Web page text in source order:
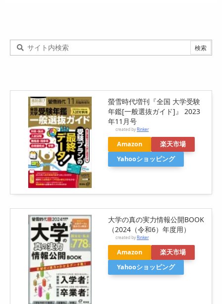
螢雪時代増刊『全国 大学受験
年鑑[一般選抜ガイド]』 2023
年11月号
created byRinker
Amazon
楽天市場
Yahooショッピング
大学の真の実力情報公開BOOK
（2024（令和6）年度用）
created by Rinker
Amazon
楽天市場
Yahooショッピング